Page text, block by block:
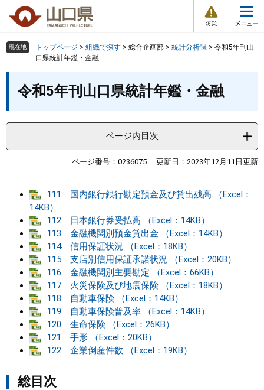
の
頭
。
ー
飛
て
本
へ
情
報
メ
ュ
組織で探す
健康・福祉
教育・文化・スポーツ
しごと・産業・観光
まちづくり
県政情報
検索の仕方 組織で探す サイトマップで探す
現在地 トップページ > 組織で探す > 総合企画部 > 統計分析課 > 令和5年刊山
口県統計年鑑・金融
令和5年刊山口県統計年鑑・金融
ページ内目次
ページ番号：0236075 更新日：2023年12月11日更新
111 国内銀行銀行勘定預金及び貸出残高 （Excel：
14KB）
112 日本銀行券受払高 （Excel：14KB）
113 金融機関別預金貸出金 （Excel：14KB）
114 信用保証状況 （Excel：18KB）
115 支店別信用保証承諾状況 （Excel：20KB）
116 金融機関別主要勘定 （Excel：66KB）
117 火災保険及び地震保険 （Excel：18KB）
118 自動車保険 （Excel：14KB）
119 自動車保険普及率 （Excel：14KB）
120 生命保険 （Excel：26KB）
121 手形 （Excel：20KB）
122 企業倒産件数 （Excel：19KB）
総目次